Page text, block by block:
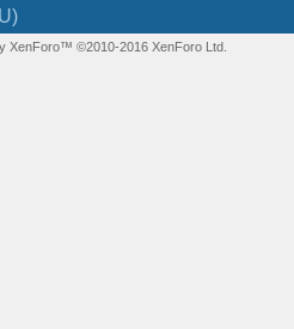
XenForo™©2010-2016 XenForo Ltd.